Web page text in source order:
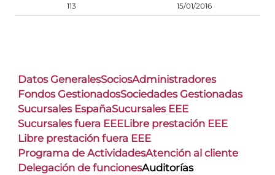
113 15/01/2016
Datos GeneralesSociosAdministradores
Fondos GestionadosSociedades Gestionadas
Sucursales EspañaSucursales EEE
Sucursales fuera EEELibre prestación EEE
Libre prestación fuera EEE
Programa de ActividadesAtención al cliente
Delegación de funcionesAuditorías